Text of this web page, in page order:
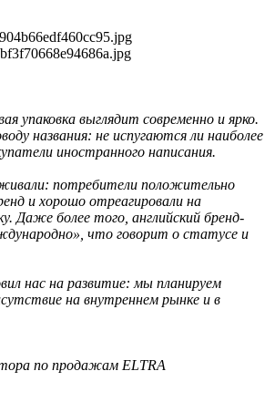
упаковка выглядит современно и ярко.
названия: не испугаются ли наиболее
иностранного написания.
потребители положительно
и хорошо отреагировали на
Даже более того, английский бренд-
что говорит о статусе и
нас на развитие: мы планируем
на внутреннем рынке и в
по продажам ELTRA